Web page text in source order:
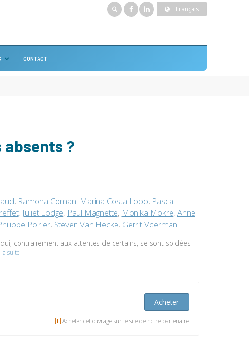
Français
CONTACT
?
, Ramona Coman, Marina Costa Lobo, Pascal
, Juliet Lodge, Paul Magnette, Monika Mokre, Anne
Poirier, Steven Van Hecke, Gerrit Voerman
contrairement aux attentes de certains, se sont soldées
suite
Acheter
Acheter cet ouvrage sur le site de notre partenaire